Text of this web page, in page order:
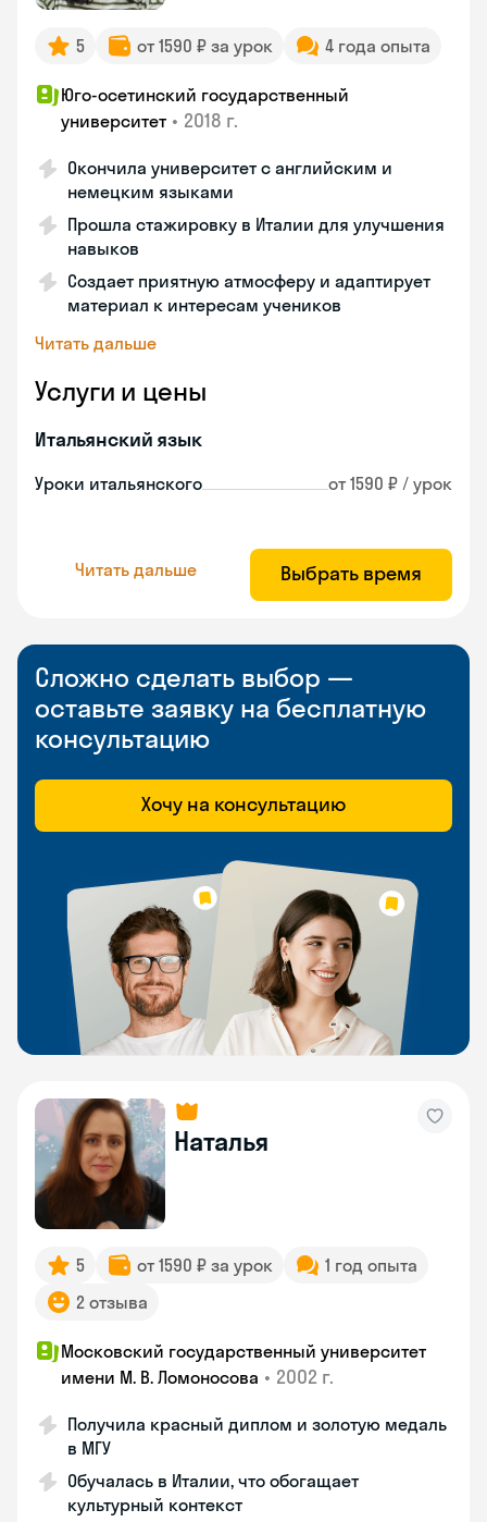
5 от 1590 ₽ за урок 4 года опыта
Юго-осетинский государственный
университет • 2018 г.
Окончила университет с английским и
немецким языками
Прошла стажировку в Италии для улучшения
навыков
Создает приятную атмосферу и адаптирует
материал к интересам учеников
Читать дальше
Услуги и цены
Итальянский язык
Уроки итальянского от 1590 ₽ / урок
Читать дальше Выбрать время
Сложно сделать выбор —
оставьте заявку на бесплатную
консультацию
Хочу на консультацию
Наталья
5 от 1590 ₽ за урок
1 год опыта
2 отзыва
Московский государственный университет
имени М. В. Ломоносова • 2002 г.
Получила красный диплом и золотую медаль
в МГУ
Обучалась в Италии, что обогащает
культурный контекст